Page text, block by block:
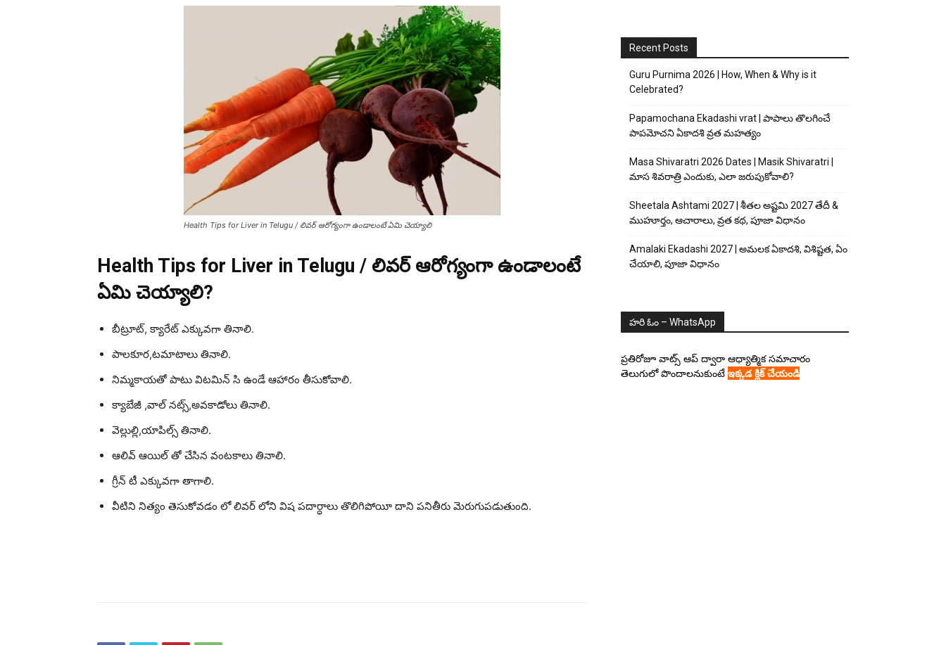
Health Tips for Liver in Telugu / లివర్ ఆరోగ్యంగా ఉండాలంటే ఏమి చెయ్యాలి
Health Tips for Liver in Telugu / లివర్ ఆరోగ్యంగా ఉండాలంటే
ఏమి చెయ్యాలి?
బీట్రూట్, క్యారేట్ ఎక్కువగా తినాలి.
పాలకూర,టమాటాలు తినాలి.
నిమ్మకాయతో పాటు విటమిన్ సి ఉండే ఆహారం తీసుకోవాలి.
క్యాబేజీ ,వాల్ నట్స్,అవకాడోలు తినాలి.
వెల్లుల్లి,యాపిల్స్ తినాలి.
ఆలివ్ ఆయిల్ తో చేసిన వంటకాలు తినాలి.
గ్రీన్ టీ ఎక్కువగా తాగాలి.
వీటిని నిత్యం తెసుకోవడం లో లివర్ లోని విష పదార్ధాలు తొలిగిపోయీ దాని పనితీరు మెరుగుపడుతుంది.
Recent Posts
Guru Purnima 2026 | How, When & Why is it
Celebrated?
Papamochana Ekadashi vrat | పాపాలు తొలగించే
పాపమోచని ఏకాదశి వ్రత మహత్యం
Masa Shivaratri 2026 Dates | Masik Shivaratri |
మాస శివరాత్రి ఎందుకు, ఎలా జరుపుకోవాలి?
Sheetala Ashtami 2027 | శీతల అష్టమి 2027 తేదీ &
ముహూర్తం, ఆచారాలు, వ్రత కథ, పూజా విధానం
Amalaki Ekadashi 2027 | అమలక ఏకాదశి, విశిష్టత, ఏం
చేయాలి, పూజా విధానం
హరి ఓం – WhatsApp
ప్రతిరోజూ వాట్స్ ఆప్ ద్వారా ఆధ్యాత్మిక సమాచారం
తెలుగులో పొందాలనుకుంటే ఇక్కడ క్లిక్ చేయండి